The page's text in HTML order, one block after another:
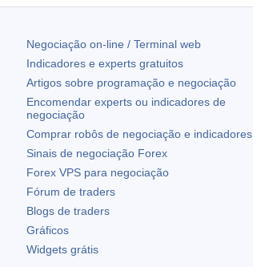
Negociação on-line / Terminal web
Indicadores e experts gratuitos
Artigos sobre programação e negociação
Encomendar experts ou indicadores de
negociação
Comprar robôs de negociação e indicadores
Sinais de negociação Forex
Forex VPS para negociação
Fórum de traders
Blogs de traders
Gráficos
Widgets grátis